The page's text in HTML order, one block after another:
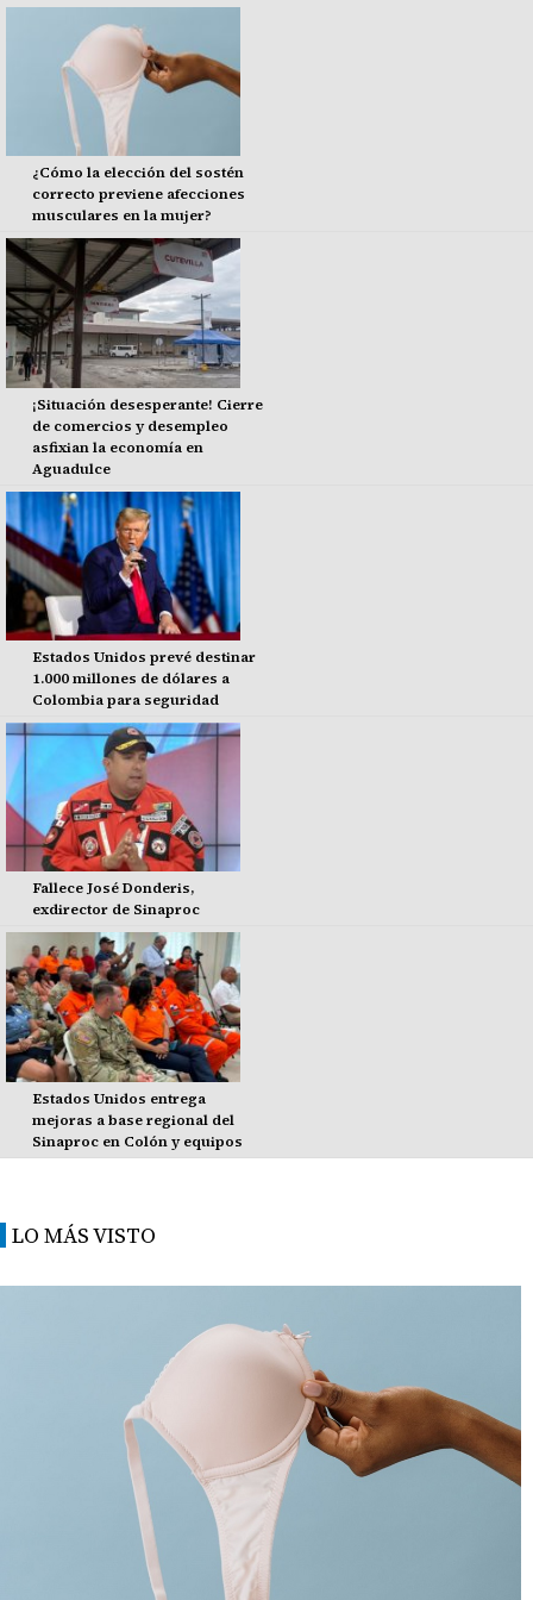
¿Cómo la elección del sostén
correcto previene afecciones
musculares en la mujer?
¡Situación desesperante! Cierre
de comercios y desempleo
asfixian la economía en
Aguadulce
Estados Unidos prevé destinar
1.000 millones de dólares a
Colombia para seguridad
Fallece José Donderis,
exdirector de Sinaproc
Estados Unidos entrega
mejoras a base regional del
Sinaproc en Colón y equipos
LO MÁS VISTO